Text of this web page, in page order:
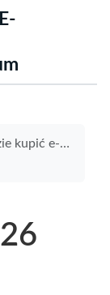
recenzje oraz praktyczne porady